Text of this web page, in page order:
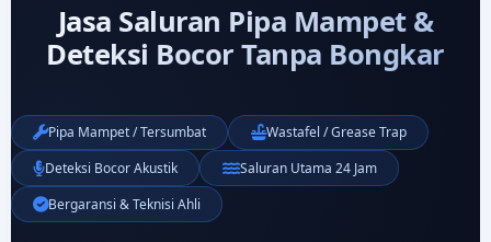
Jasa Saluran Pipa Mampet &
Deteksi Bocor Tanpa Bongkar
Pipa Mampet / Tersumbat
Wastafel / Grease Trap
Deteksi Bocor Akustik
Saluran Utama 24 Jam
Bergaransi & Teknisi Ahli